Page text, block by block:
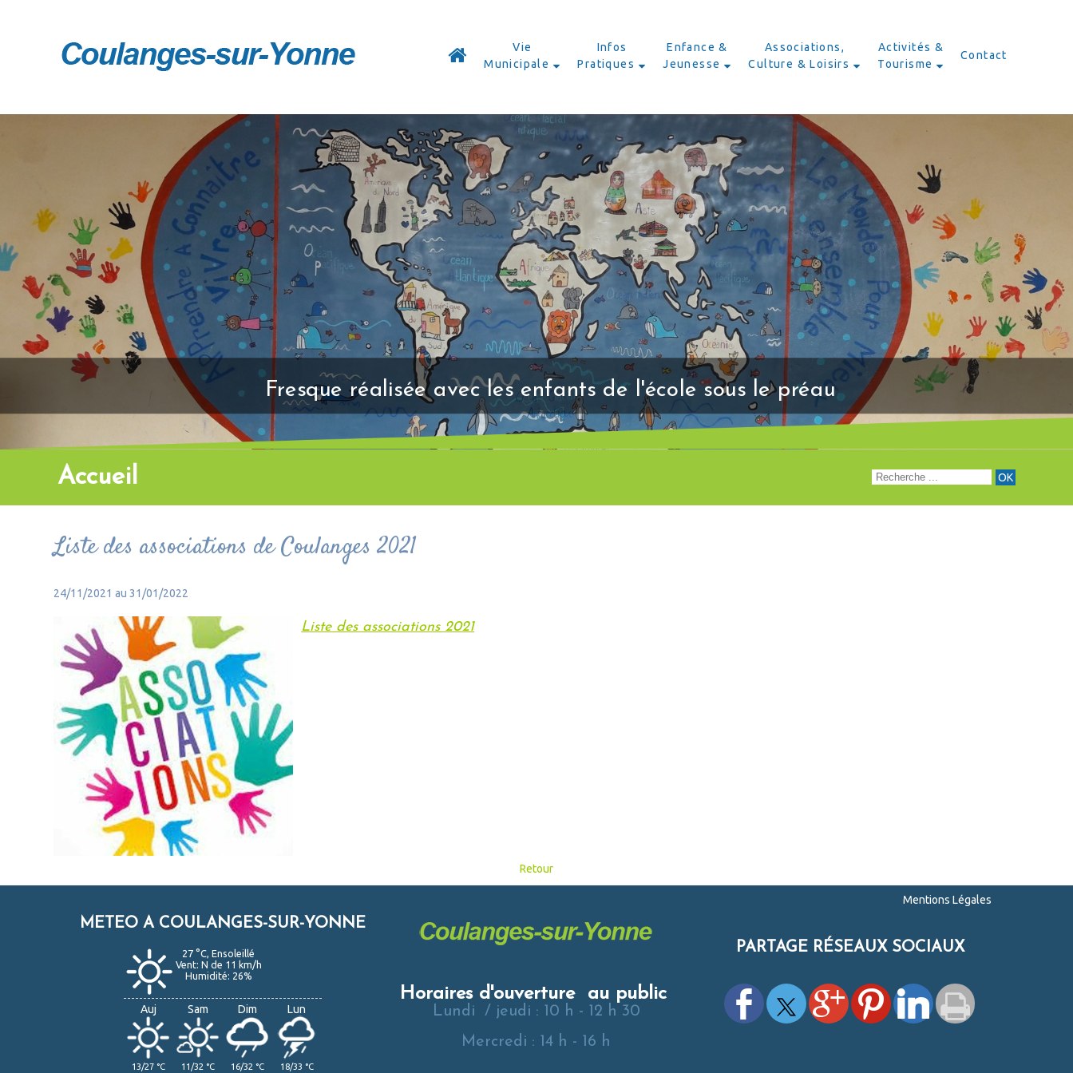
Vie
Municipale
Infos
Pratiques
Enfance &
Jeunesse
Associations,
Culture & Loisirs
Activités &
Tourisme
Contact
Fresque réalisée avec les enfants de l'école sous le préau
"Venez à notre
Accueil
Liste des associations de Coulanges 2021
24/11/2021 au 31/01/2022
Liste des associations 2021
Retour
METEO A COULANGES-SUR-YONNE
27 °C, Ensoleillé
Vent: N de 11 km/h
Humidité: 26%
Auj
13/27 °C
Sam
11/32 °C
Dim
16/32 °C
Lun
18/33 °C
Horaires d'ouverture au public
Lundi / jeudi : 10 h - 12 h 30
Mercredi : 14 h - 16 h
Mentions Légales
PARTAGE RÉSEAUX SOCIAUX